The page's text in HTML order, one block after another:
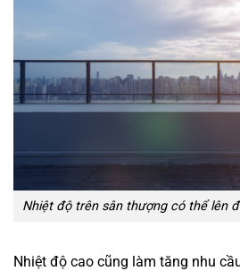
Nhiệt độ trên sân thượng có thể lên
Nhiệt độ cao cũng làm tăng nhu